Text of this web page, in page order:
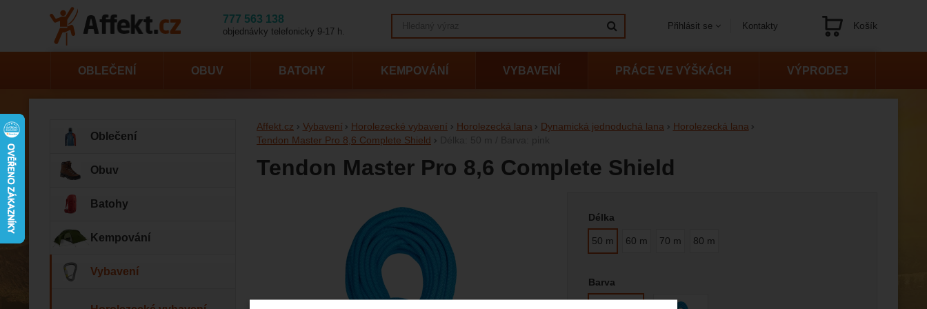
Affekt.cz Vybavení Horolezecké vybavení Horolezecká lana Dynamická jednoduchá lana
Horolezecká lana
Tendon Master Pro 8,6 Complete Shield
Tendon Master Pro 8,6 Complete Shield
Délka
50 m 60 m 70 m 80 m
Barva
OBLEČENÍ OBUV BATOHY KEMPOVÁNÍ VYBAVENÍ PRÁCE VE VÝŠKÁCH VÝPRODEJ
Oblečení
Obuv
Batohy
Kempování
Vybavení
777 563 138
objednávky telefonicky 9-17 h.
Kontakty
Přihlásit se Košík